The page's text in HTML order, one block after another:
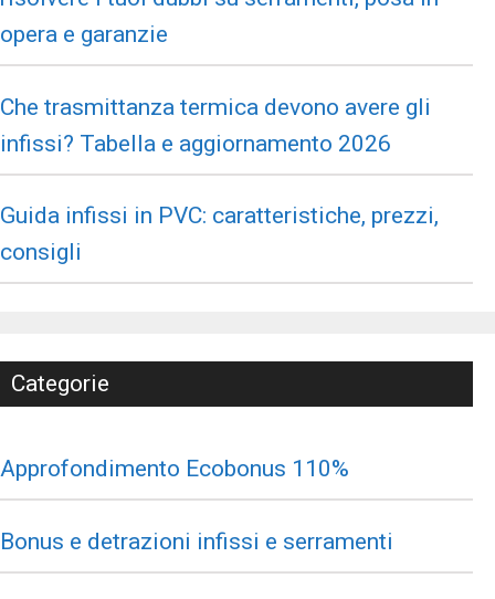
opera e garanzie
Che trasmittanza termica devono avere gli
infissi? Tabella e aggiornamento 2026
Guida infissi in PVC: caratteristiche, prezzi,
consigli
Categorie
Approfondimento Ecobonus 110%
Bonus e detrazioni infissi e serramenti